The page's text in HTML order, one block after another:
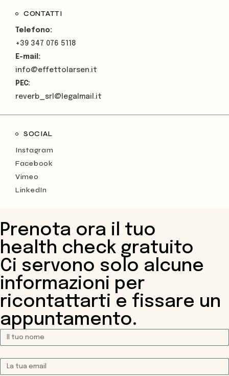
CONTATTI
Telefono:
+39 347 076 5118
E-mail:
info@effettolarsen.it
PEC:
reverb_srl@legalmail.it
SOCIAL
Instagram
Facebook
Vimeo
LinkedIn
Prenota ora il tuo
health check gratuito
Ci servono solo alcune
informazioni per
ricontattarti e fissare un
appuntamento.